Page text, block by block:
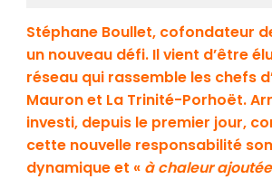
Stéphane Boullet, cofondateur
un nouveau défi. Il vient d’être
réseau qui rassemble les chefs
Mauron et La Trinité-Porhoët.
investi, depuis le premier jour,
cette nouvelle responsabilité
dynamique et « à chaleur ajoutée